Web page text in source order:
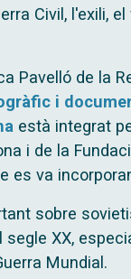
Civil, l'exili,
Pavelló de la
i
està integrat
i de la
es va
sobre
XX,
Mundial.